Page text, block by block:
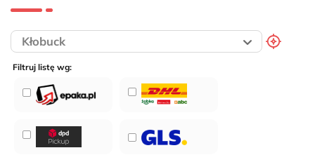
Filtruj listę wg: